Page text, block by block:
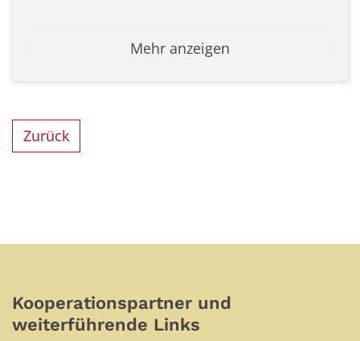
Mehr anzeigen
Zurück
Kooperationspartner und
weiterführende Links